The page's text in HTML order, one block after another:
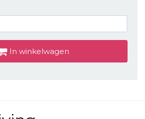
In winkelwagen